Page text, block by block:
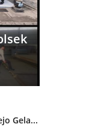
Gela...